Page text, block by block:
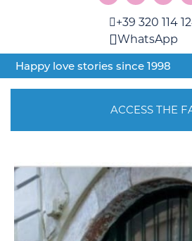
+39 320 114
WhatsApp
Happy love stories since 1998
ACCESS THE